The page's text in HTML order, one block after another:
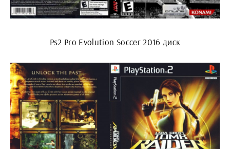
Ps2 Pro Evolution Soccer 2016 диск